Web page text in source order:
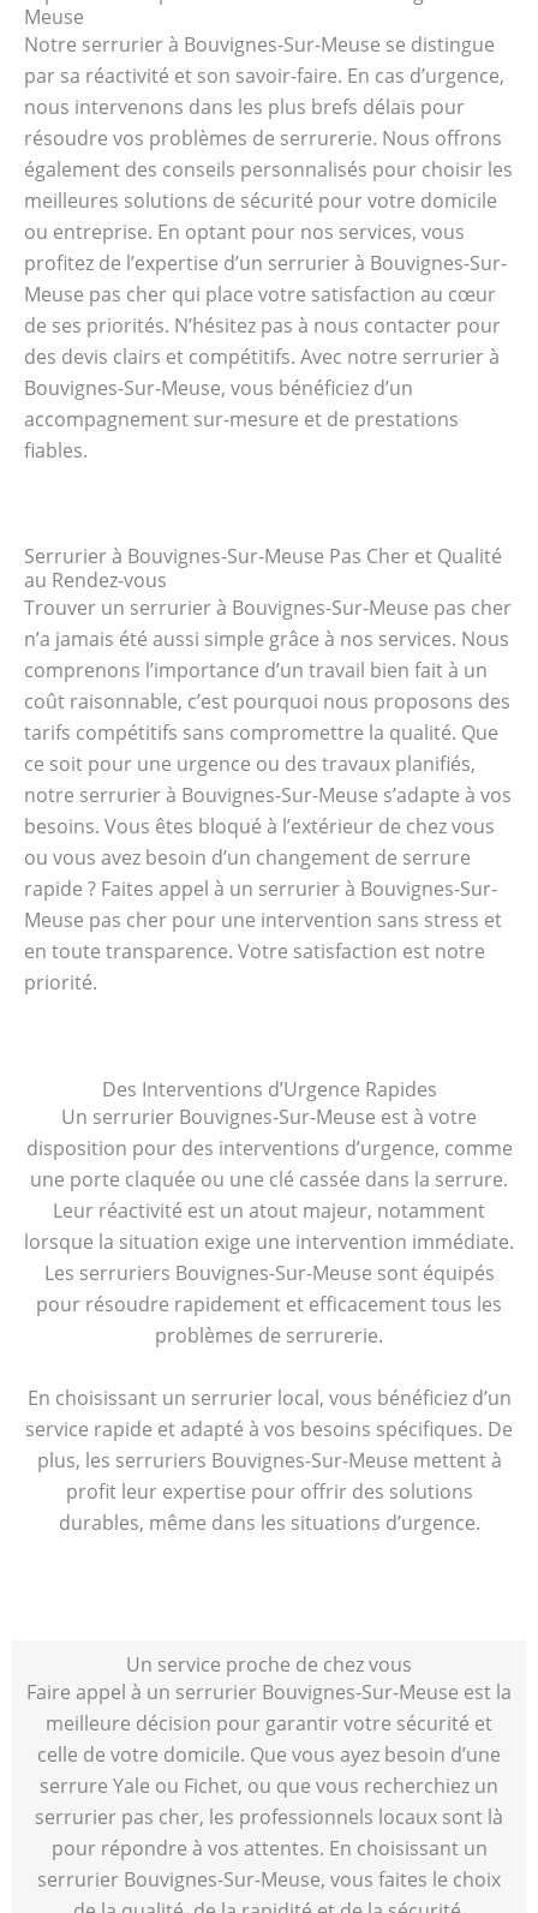
Meuse
Notre serrurier à Bouvignes-Sur-Meuse se distingue
par sa réactivité et son savoir-faire. En cas d’urgence,
nous intervenons dans les plus brefs délais pour
résoudre vos problèmes de serrurerie. Nous offrons
également des conseils personnalisés pour choisir les
meilleures solutions de sécurité pour votre domicile
ou entreprise. En optant pour nos services, vous
profitez de l’expertise d’un serrurier à Bouvignes-Sur-
Meuse pas cher qui place votre satisfaction au cœur
de ses priorités. N’hésitez pas à nous contacter pour
des devis clairs et compétitifs. Avec notre serrurier à
Bouvignes-Sur-Meuse, vous bénéficiez d’un
accompagnement sur-mesure et de prestations
fiables.
Serrurier à Bouvignes-Sur-Meuse Pas Cher et Qualité
au Rendez-vous
Trouver un serrurier à Bouvignes-Sur-Meuse pas cher
n’a jamais été aussi simple grâce à nos services. Nous
comprenons l’importance d’un travail bien fait à un
coût raisonnable, c’est pourquoi nous proposons des
tarifs compétitifs sans compromettre la qualité. Que
ce soit pour une urgence ou des travaux planifiés,
notre serrurier à Bouvignes-Sur-Meuse s’adapte à vos
besoins. Vous êtes bloqué à l’extérieur de chez vous
ou vous avez besoin d’un changement de serrure
rapide ? Faites appel à un serrurier à Bouvignes-Sur-
Meuse pas cher pour une intervention sans stress et
en toute transparence. Votre satisfaction est notre
priorité.
Des Interventions d’Urgence Rapides
Un serrurier Bouvignes-Sur-Meuse est à votre
disposition pour des interventions d’urgence, comme
une porte claquée ou une clé cassée dans la serrure.
Leur réactivité est un atout majeur, notamment
lorsque la situation exige une intervention immédiate.
Les serruriers Bouvignes-Sur-Meuse sont équipés
pour résoudre rapidement et efficacement tous les
problèmes de serrurerie.
En choisissant un serrurier local, vous bénéficiez d’un
service rapide et adapté à vos besoins spécifiques. De
plus, les serruriers Bouvignes-Sur-Meuse mettent à
profit leur expertise pour offrir des solutions
durables, même dans les situations d’urgence.
Un service proche de chez vous
Faire appel à un serrurier Bouvignes-Sur-Meuse est la
meilleure décision pour garantir votre sécurité et
celle de votre domicile. Que vous ayez besoin d’une
serrure Yale ou Fichet, ou que vous recherchiez un
serrurier pas cher, les professionnels locaux sont là
pour répondre à vos attentes. En choisissant un
serrurier Bouvignes-Sur-Meuse, vous faites le choix